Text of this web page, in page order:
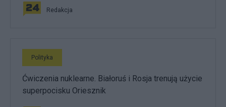
Redakcja
Polityka
Ćwiczenia nuklearne. Białoruś i Rosja trenują użycie
superpocisku Oriesznik